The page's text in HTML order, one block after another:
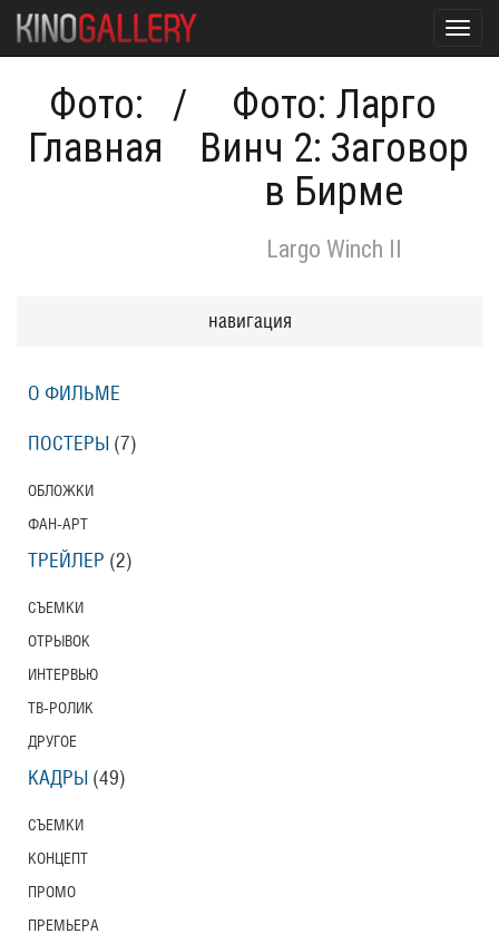
Фото:
Главная
/
Фото: Ларго
Винч 2: Заговор
в Бирме
Largo Winch II
навигация
О ФИЛЬМЕ
ПОСТЕРЫ (7)
ОБЛОЖКИ
ФАН-АРТ
ТРЕЙЛЕР (2)
СЪЕМКИ
ОТРЫВОК
ИНТЕРВЬЮ
ТВ-РОЛИК
ДРУГОЕ
КАДРЫ (49)
СЪЕМКИ
КОНЦЕПТ
ПРОМО
ПРЕМЬЕРА